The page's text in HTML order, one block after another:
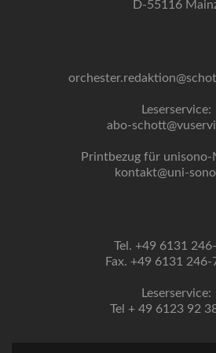
D-55116
Leserservice:
abo-
Printbezug für
kontakt@uni-
Tel. +49 6131
Fax. +49 6131 246-
Leserservice:
Tel + 49 6123 92